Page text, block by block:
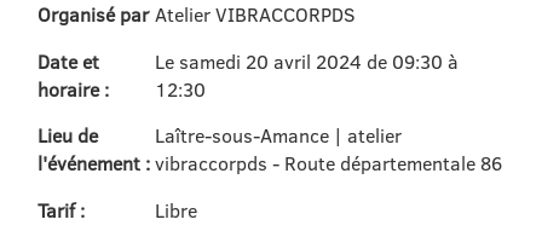
Organisé par Atelier VIBRACCORPDS
Date et
horaire :
Le samedi 20 avril 2024 de 09:30 à
12:30
Lieu de
l'événement :
Laître-sous-Amance | atelier
vibraccorpds - Route départementale 86
Tarif :
Libre